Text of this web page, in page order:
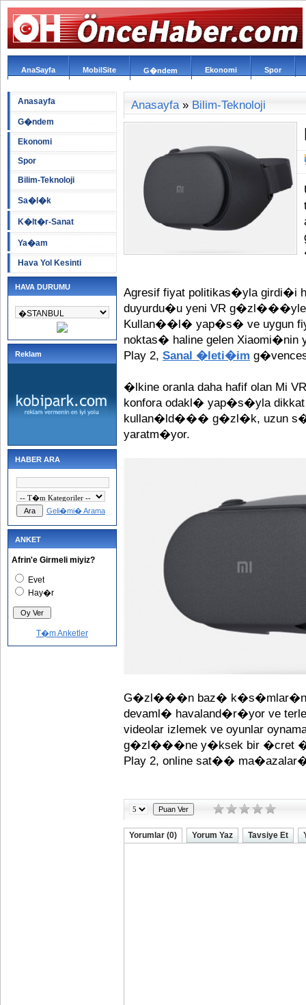
AnaSayfa MobilSite G�ndem Ekonomi Spor
Anasayfa
G�ndem
Ekonomi
Spor
Bilim-Teknoloji
Sa�l�k
K�lt�r-Sanat
Ya�am
Hava Yol Kesinti
HAVA DURUMU
Reklam
HABER ARA
Geli�mi� Arama
ANKET
Afrin'e Girmeli miyiz?
Evet
Hay�r
T�m Anketler
Anasayfa» Bilim-Teknoloji
Agresif fiyat politikas�yla girdi�i
duyurdu�u yeni VR
Kullan��l� yap�s� ve uygun
noktas� haline gelen
Play 2, Sanal �leti�im
�lkine oranla daha hafif olan Mi
konfora odakl� yap�s�yla dikkat
kullan�ld��� g�zl�k, uzun
yaratm�yor.
G�zl���n baz�
devaml� havaland�r�yor ve
videolar izlemek ve oyunlar
g�zl���ne y�ksek bir �cret
Play 2, online sat��
Yorumlar (0) Yorum Yaz Tavsiye Et